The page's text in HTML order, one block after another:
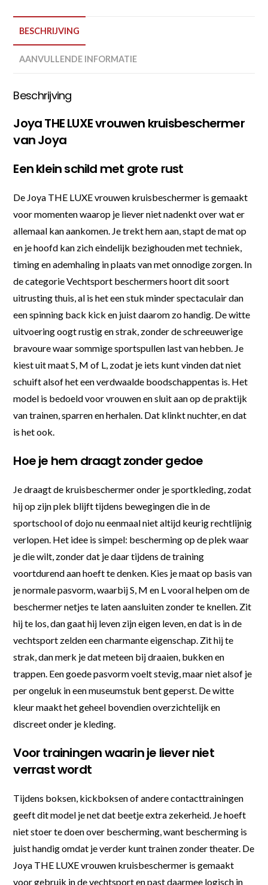
BESCHRIJVING
AANVULLENDE INFORMATIE
Beschrijving
Joya THE LUXE vrouwen kruisbeschermer
van Joya
Een klein schild met grote rust
De Joya THE LUXE vrouwen kruisbeschermer is gemaakt
voor momenten waarop je liever niet nadenkt over wat er
allemaal kan aankomen. Je trekt hem aan, stapt de mat op
en je hoofd kan zich eindelijk bezighouden met techniek,
timing en ademhaling in plaats van met onnodige zorgen. In
de categorie Vechtsport beschermers hoort dit soort
uitrusting thuis, al is het een stuk minder spectaculair dan
een spinning back kick en juist daarom zo handig. De witte
uitvoering oogt rustig en strak, zonder de schreeuwerige
bravoure waar sommige sportspullen last van hebben. Je
kiest uit maat S, M of L, zodat je iets kunt vinden dat niet
schuift alsof het een verdwaalde boodschappentas is. Het
model is bedoeld voor vrouwen en sluit aan op de praktijk
van trainen, sparren en herhalen. Dat klinkt nuchter, en dat
is het ook.
Hoe je hem draagt zonder gedoe
Je draagt de kruisbeschermer onder je sportkleding, zodat
hij op zijn plek blijft tijdens bewegingen die in de
sportschool of dojo nu eenmaal niet altijd keurig rechtlijnig
verlopen. Het idee is simpel: bescherming op de plek waar
je die wilt, zonder dat je daar tijdens de training
voortdurend aan hoeft te denken. Kies je maat op basis van
je normale pasvorm, waarbij S, M en L vooral helpen om de
beschermer netjes te laten aansluiten zonder te knellen. Zit
hij te los, dan gaat hij leven zijn eigen leven, en dat is in de
vechtsport zelden een charmante eigenschap. Zit hij te
strak, dan merk je dat meteen bij draaien, bukken en
trappen. Een goede pasvorm voelt stevig, maar niet alsof je
per ongeluk in een museumstuk bent geperst. De witte
kleur maakt het geheel bovendien overzichtelijk en
discreet onder je kleding.
Voor trainingen waarin je liever niet
verrast wordt
Tijdens boksen, kickboksen of andere contacttrainingen
geeft dit model je net dat beetje extra zekerheid. Je hoeft
niet stoer te doen over bescherming, want bescherming is
juist handig omdat je verder kunt trainen zonder theater. De
Joya THE LUXE vrouwen kruisbeschermer is gemaakt
voor gebruik in de vechtsport en past daarmee logisch in